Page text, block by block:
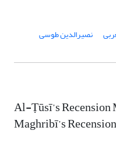
نصیرالدین طوسی
Al-Ṭūsī’s
Maghribī’s